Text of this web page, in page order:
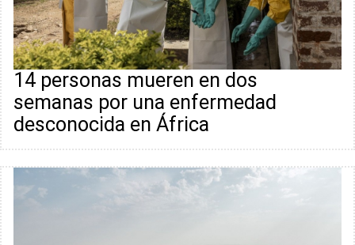
14 personas mueren en dos
semanas por una enfermedad
desconocida en África